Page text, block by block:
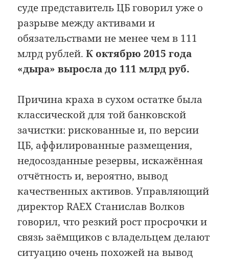
суде представитель ЦБ говорил уже о
разрыве между активами и
обязательствами не менее чем в 111
млрд рублей.К октябрю 2015 года
«дыра» выросла до 111 млрд руб.
Причина краха в сухом остатке была
классической для той банковской
зачистки: рискованные и, по версии
ЦБ, аффилированные размещения,
недосозданные резервы, искажённая
отчётность и, вероятно, вывод
качественных активов. Управляющий
директор RAEX Станислав Волков
говорил, что резкий рост просрочки и
связь заёмщиков с владельцем делают
ситуацию очень похожей на вывод